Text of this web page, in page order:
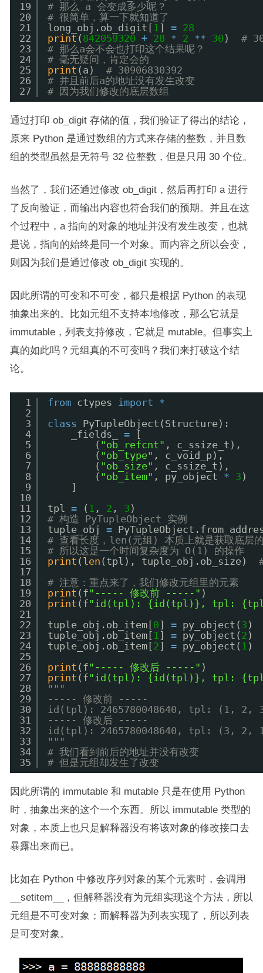
19
20
21
22
23
24
25
26
27
# 那么 a 会变成多少呢？
# 很简单，算一下就知道了
long_obj.ob_digit[ 1 ] = 28
print ( 842059320 + 28 * 2 ** 30 ) #
# 那么a会不会也打印这个结果呢？
# 毫无疑问，肯定会的
print (a) # 30906830392
# 并且前后a的地址没有发生改变
# 因为我们修改的底层数组
通过打印 ob_digit 存储的值，我们验证了得出的结论，
原来 Python 是通过数组的方式来存储的整数，并且数
组的类型虽然是无符号 32 位整数，但是只用 30 个位。
当然了，我们还通过修改 ob_digit，然后再打印 a 进行
了反向验证，而输出内容也符合我们的预期。并且在这
个过程中，a 指向的对象的地址并没有发生改变，也就
是说，指向的始终是同一个对象。而内容之所以会变，
则因为我们是通过修改 ob_digit 实现的。
因此所谓的可变和不可变，都只是根据 Python 的表现
抽象出来的。比如元组不支持本地修改，那么它就是
immutable，列表支持修改，它就是 mutable。但事实上
真的如此吗？元组真的不可变吗？我们来打破这个结
论。
1
2
3
4
5
6
7
8
9
10
11
12
13
14
15
16
17
18
19
20
21
22
23
24
25
26
27
28
29
30
31
32
33
34
35
from ctypes import
*
class
PyTupleObject(Structure):
_fields_ =
[
( "ob_refcnt" , c_ssize_t),
( "ob_type" , c_void_p),
( "ob_size" , c_ssize_t),
( "ob_item" , py_object * 3 )
]
tpl = ( 1 , 2 , 3 )
# 构造 PyTupleObject 实例
tuple_obj =
# 查看长度，len(元组) 本质上就是获取底层
# 所以这是一个时间复杂度为 O(1) 的操作
print ( len (tpl), tuple_obj.ob_size)
# 注意：重点来了，我们修改元组里的元素
print (f"----- 修改前 -----" )
print (f"id(tpl): {id(tpl)}, tpl:
tuple_obj.ob_item[0 ] = py_object( 3 )
tuple_obj.ob_item[ 1 ] = py_object( 2 )
tuple_obj.ob_item[2 ] = py_object( 1 )
print (f"----- 修改后 -----" )
print (f"id(tpl): {id(tpl)}, tpl:
"""
----- 修改前 -----
id(tpl): 2465780048640, tpl: (1, 2,
----- 修改后 -----
id(tpl): 2465780048640, tpl: (3, 2,
"""
# 我们看到前后的地址并没有改变
# 但是元组却发生了改变
因此所谓的 immutable 和 mutable 只是在使用 Python
时，抽象出来的这个一个东西。所以 immutable 类型的
对象，本质上也只是解释器没有将该对象的修改接口去
暴露出来而已。
比如在 Python 中修改序列对象的某个元素时，会调用
__setitem__，但解释器没有为元组实现这个方法，所以
元组是不可变对象；而解释器为列表实现了，所以列表
是可变对象。